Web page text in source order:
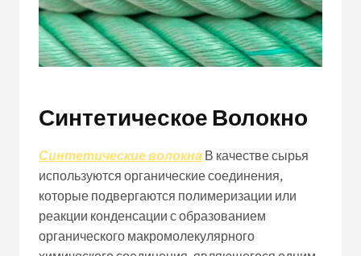
Синтетическое Волокно
Синтетические волокна В качестве сырья
используются органические соединения,
которые подвергаются полимеризации или
реакции конденсации с образованием
органического макромолекулярного